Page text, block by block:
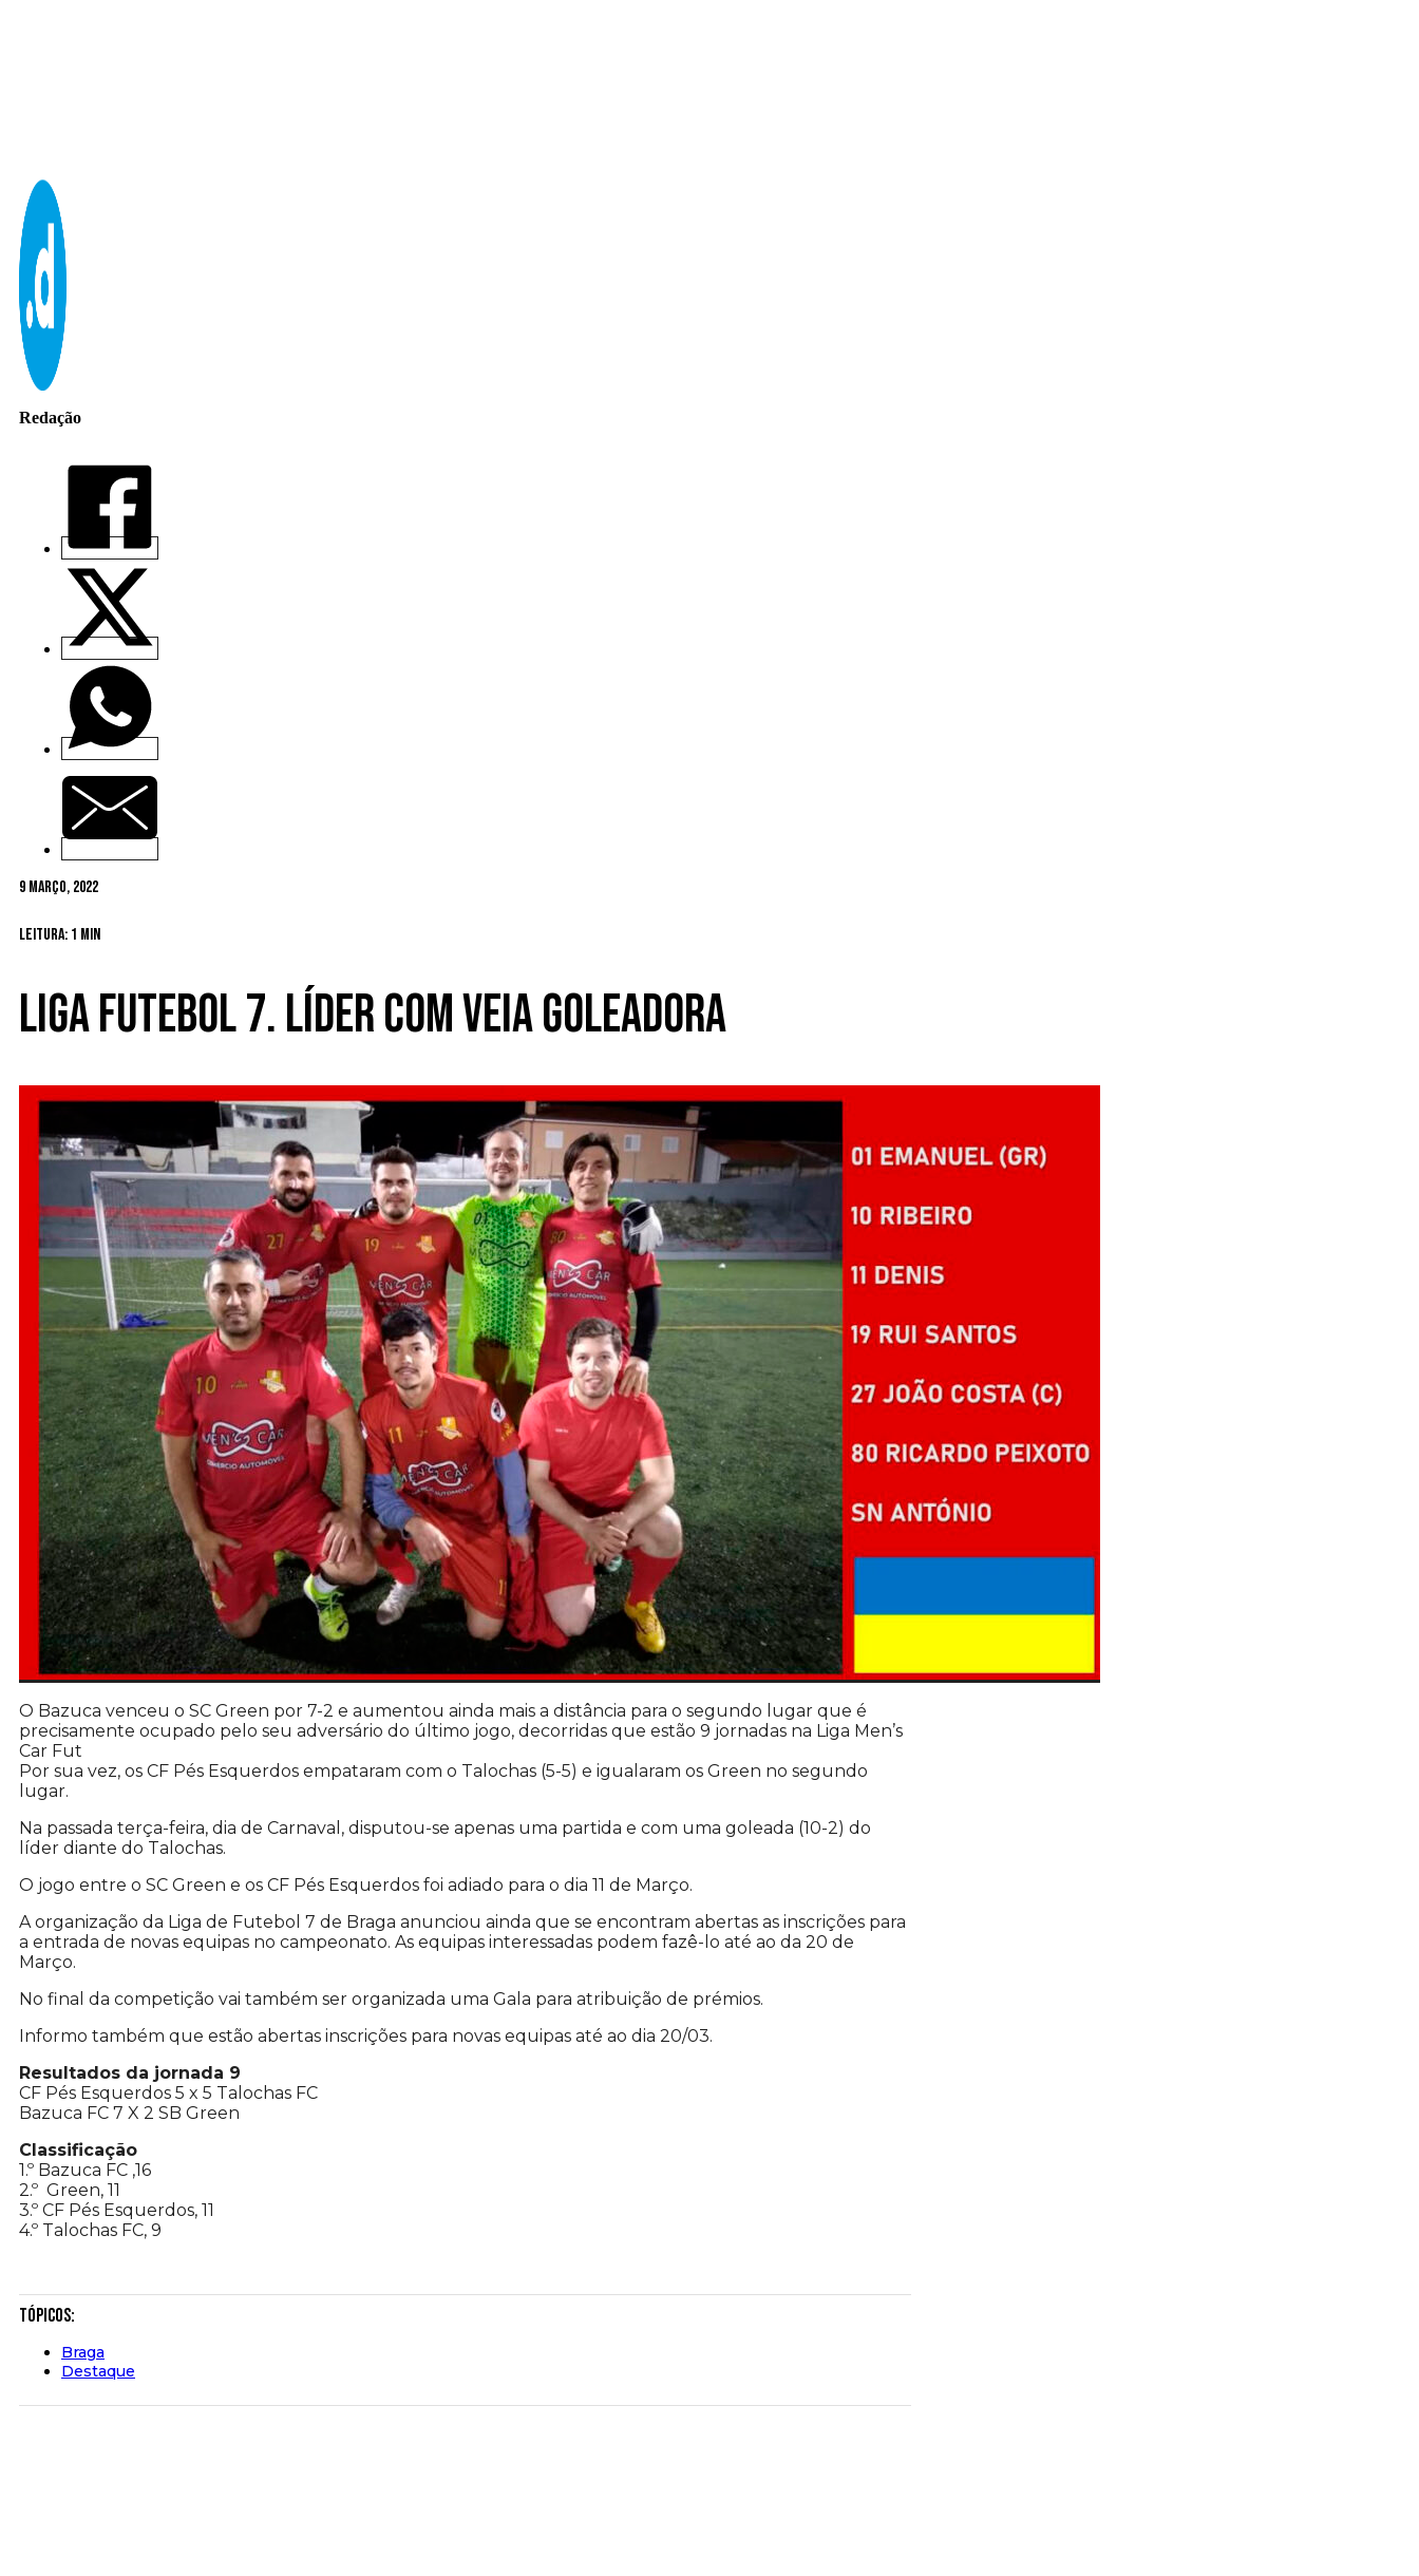
Redação
9 Março, 2022
Leitura: 1 min
Liga futebol 7. Líder com veia goleadora
O Bazuca venceu o SC Green por 7-2 e aumentou ainda mais a distância para o segundo lugar que é
precisamente ocupado pelo seu adversário do último jogo, decorridas que estão 9 jornadas na Liga Men’s
Car Fut
Por sua vez, os CF Pés Esquerdos empataram com o Talochas (5-5) e igualaram os Green no segundo
lugar.
Na passada terça-feira, dia de Carnaval, disputou-se apenas uma partida e com uma goleada (10-2) do
líder diante do Talochas.
O jogo entre o SC Green e os CF Pés Esquerdos foi adiado para o dia 11 de Março.
A organização da Liga de Futebol 7 de Braga anunciou ainda que se encontram abertas as inscrições para
a entrada de novas equipas no campeonato. As equipas interessadas podem fazê-lo até ao da 20 de
Março.
No final da competição vai também ser organizada uma Gala para atribuição de prémios.
Informo também que estão abertas inscrições para novas equipas até ao dia 20/03.
Resultados da jornada 9
CF Pés Esquerdos 5 x 5 Talochas FC
Bazuca FC 7 X 2 SB Green
Classificação
1.º Bazuca FC ,16
2.º Green, 11
3.º CF Pés Esquerdos, 11
4.º Talochas FC, 9
Tópicos:
Braga
Destaque